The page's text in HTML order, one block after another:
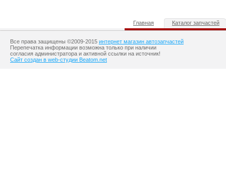
Главная Каталог запчастей
Все права защищены ©2009-2015 интернет магазин автозапчастей
Перепечатка информации возможна только при наличии
согласия администратора и активной ссылки на источник!
Сайт создан в web-студии Beatom.net